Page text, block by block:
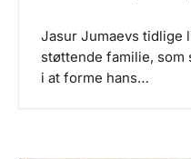
Jasur Jumaevs tidlige
støttende familie,
i at forme hans…